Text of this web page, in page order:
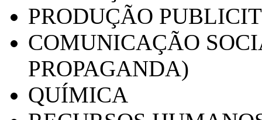
PRODUÇÃO
COMUNICAÇÃO
PROPAGANDA)
QUÍMICA